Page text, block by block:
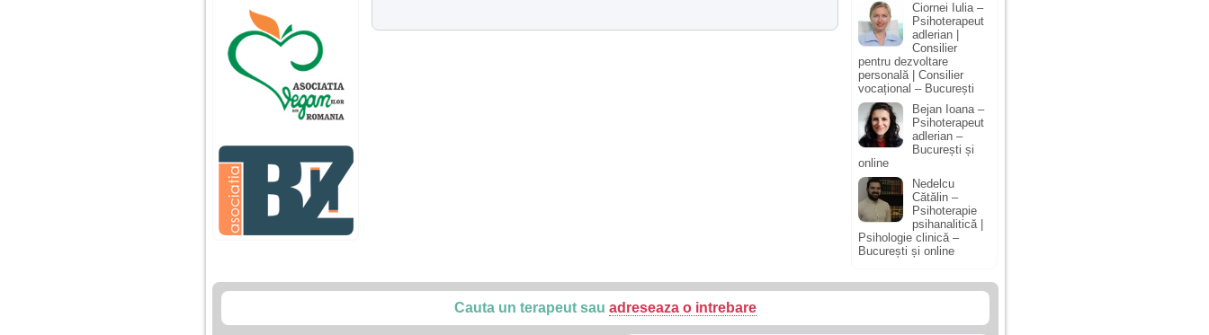
ani, privind in urma
realizez cat de multe
greseli am facut in
educatia si cresterea
ei, am fost o mama
egoista, preocupata
de implinirea
profesionala, cand ea
era mica am neglijat-
agresiva, orice
greseala era taxata cu
o palma sau pedepse.
De 4 ani am o relatie
serioasa cu un barbat
sa se manifeste o
Ciornei Iulia –
Psihoterapeut
adlerian |
Consilier
pentru dezvoltare
personală | Consilier
vocațional – București
Bejan Ioana –
Psihoterapeut
adlerian –
București și
online
Nedelcu
Cătălin –
Psihoterapie
psihanalitică |
Psihologie clinică –
București și online
Cauta un terapeut sau adreseaza o intrebare